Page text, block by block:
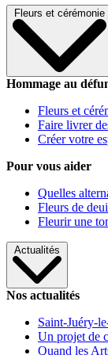
Fleurs et cérémonie
Hommage au
Fleurs et
Faire livrer
Créer votre
Pour vous aider
Quelles
Fleurs de
Fleurir une
Actualités
Nos actualités
Saint-Juéry-
Un projet de
Quand les